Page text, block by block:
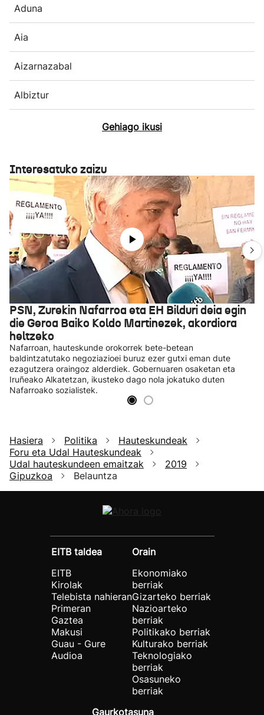
Aduna
Aia
Aizarnazabal
Albiztur
Gehiago ikusi
Interesatuko zaizu
PSN, Zurekin Nafarroa eta EH Bilduri deia egin
die Geroa Baiko Koldo Martinezek, akordiora
heltzeko
Nafarroan, hauteskunde orokorrek bete-betean
baldintzatutako negoziazioei buruz ezer gutxi eman dute
ezagutzera oraingoz alderdiek. Gobernuaren osaketan eta
Iruñeako Alkatetzan, ikusteko dago nola jokatuko duten
Nafarroako sozialistek.
Hasiera Politika
Hauteskundeak
Foru eta Udal Hauteskundeak
Udal hauteskundeen emaitzak
2019
Gipuzkoa
Belauntza
EITB taldea
EITB
Kirolak
Telebista nahieran
Primeran
Gaztea
Makusi
Guau - Gure
Audioa
Orain
Ekonomiako
berriak
Gizarteko berriak
Nazioarteko
berriak
Politikako berriak
Kulturako berriak
Teknologiako
berriak
Osasuneko
berriak
Gaurkotasuna